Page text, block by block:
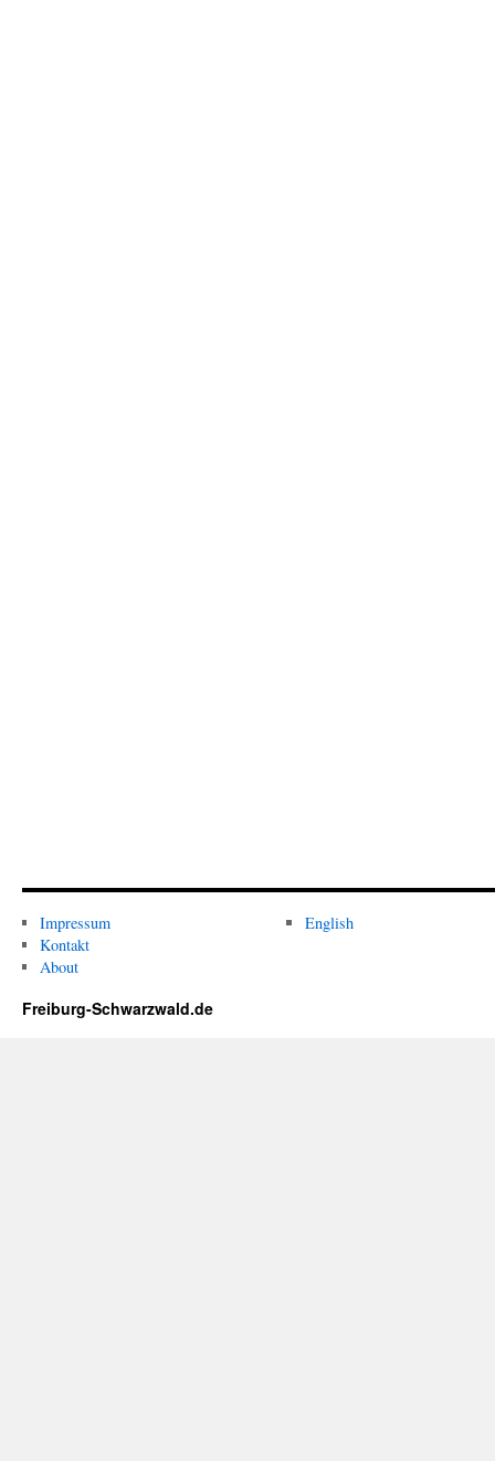
Impressum
Kontakt
About
English
Freiburg-Schwarzwald.de